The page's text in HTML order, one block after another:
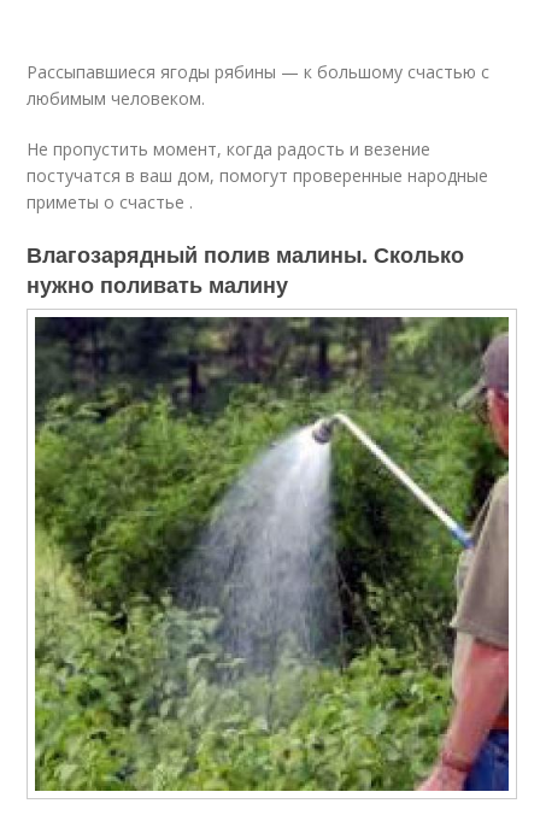
Рассыпавшиеся ягоды рябины — к большому счастью с
любимым человеком.
Не пропустить момент, когда радость и везение
постучатся в ваш дом, помогут проверенные народные
приметы о счастье .
Влагозарядный полив малины. Сколько
нужно поливать малину